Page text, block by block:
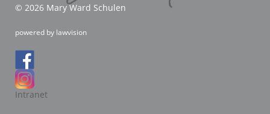
© 2026 Mary Ward Schulen
powered by lawvision
Intranet